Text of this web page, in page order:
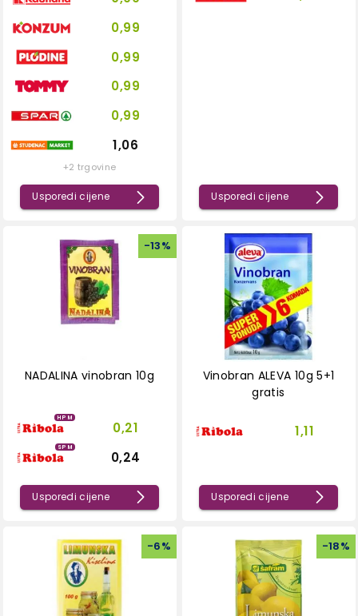
0,99
0,99
0,99
0,99
1,06
+2 trgovine
Usporedi cijene Usporedi cijene
-13%
NADALINA vinobran 10g
HPM
0,21
SPM
0,24
Usporedi cijene
Vinobran ALEVA 10g 5+1
gratis
1,11
Usporedi cijene
-6% -18%